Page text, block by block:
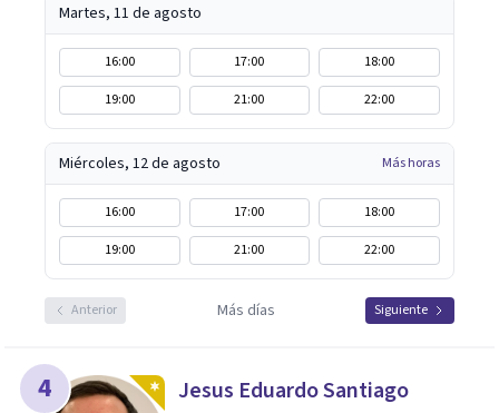
Martes, 11 de agosto
16:00 17:00
18:00
19:00
21:00 22:00
Miércoles, 12 de agosto Más horas
16:00 17:00
18:00
19:00
21:00 22:00
Anterior Más días Siguiente
4
Jesus Eduardo Santiago